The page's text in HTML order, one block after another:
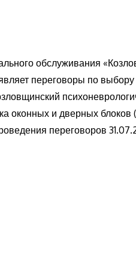
обслуживания
переговоры по
оконных и дверных
переговоров